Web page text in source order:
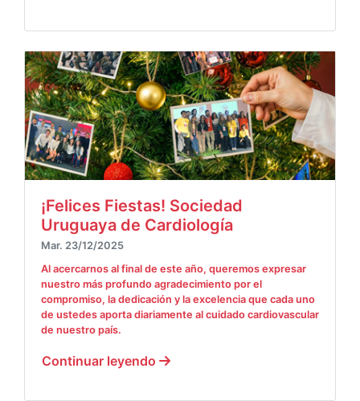
¡Felices Fiestas! Sociedad
Uruguaya de Cardiología
Mar. 23/12/2025
Al acercarnos al final de este año, queremos expresar
nuestro más profundo agradecimiento por el
compromiso, la dedicación y la excelencia que cada uno
de ustedes aporta diariamente al cuidado cardiovascular
de nuestro país.
Continuar leyendo